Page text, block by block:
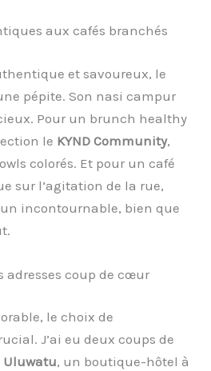
aux cafés branchés
et savoureux, le
pépite. Son nasi campur
Pour un brunch healthy
le KYND Community,
colorés. Et pour un café
sur l’agitation de la rue,
incontournable, bien que
adresses coup de cœur
le choix de
J’ai eu deux coups de
Uluwatu, un boutique-hôtel à